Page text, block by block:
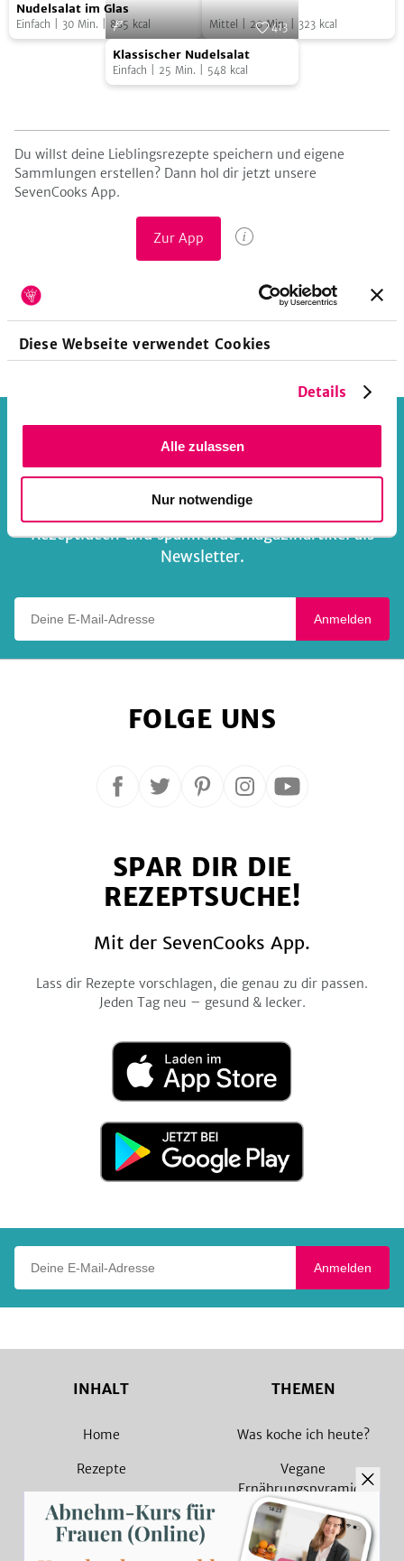
Diese Webseite verwendet Cookies
Details
Alle zulassen
Nur notwendige
Nudeln
Kritharaki-
Nudelsalat
Nudelsalat im Glas
Einfach 30 Min. 885 kcal
Chinakohlsalat
Mittel 20 Min. 323 kcal
Klassischer
Nudelsalat
Foto:
413
Klassischer Nudelsalat
Einfach 25 Min. 548 kcal
Du willst deine Lieblingsrezepte speichern und eigene
Sammlungen erstellen? Dann hol dir jetzt unsere
SevenCooks App.
Zur App
Tags
Nudelsalat Grillbeilage
DIE BESTEN ARTIKEL UND
REZEPTE
... direkt in dein Postfach. Jede Woche neue
Rezeptideen und spannende Magazinartikel als
Newsletter.
Anmelden
FOLGE UNS
Folge
Facebook
Folge
Twitter
Folge
Pinterest
Folge
Instagram
Folge
YouTube
SPAR DIR DIE
REZEPTSUCHE!
Mit der SevenCooks App.
Lass dir Rezepte vorschlagen, die genau zu dir passen.
Jeden Tag neu – gesund & lecker.
Laden
im
App
Jetzt
Google
Anmelden
INHALT
Home
Rezepte
Magazin
Sammlungen
THEMEN
Was koche ich heute?
Vegane
Ernährungspyramide
Vegane Rezepte
Vegetarische Rezepte